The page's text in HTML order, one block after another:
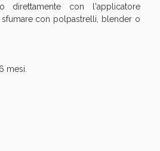
direttamente con l'applicatore
con polpastrelli, blender o
mesi.
Sconto fino al 55% valido